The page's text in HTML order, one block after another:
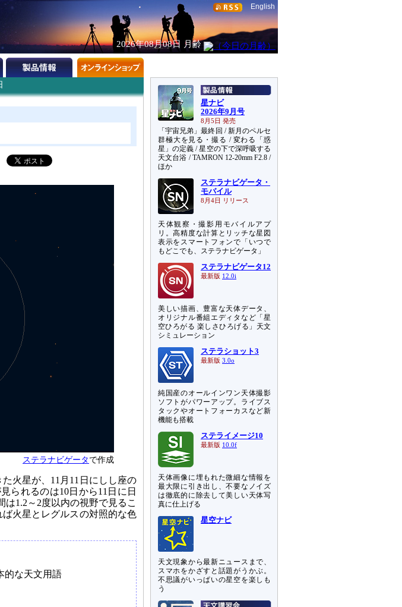
English
2026年08月08日 月齢
ステラナビゲータで作成
火星が、11月11日にしし座の
られるのは10日から11日に日
1.2～2度以内の視野で見るこ
火星とレグルスの対照的な色
的な天文用語
星ナビ
2026年9月号
8月5日 発売
「宇宙兄弟」最終回 / 新月のペルセ
群極大を見る・撮る / 変わる「惑
星」の定義 / 星空の下で深呼吸する
天文台浴 / TAMRON 12-20mm F2.8 /
ほか
ステラナビゲータ・
モバイル
8月4日 リリース
天体観察・撮影用モバイルアプ
リ。高精度な計算とリッチな星図
表示をスマートフォンで「いつで
もどこでも、ステラナビゲータ」
ステラナビゲータ12
最新版 12.0i
美しい描画、豊富な天体データ、
オリジナル番組エディタなど「星
空ひろがる 楽しさひろげる」天文
シミュレーション
ステラショット3
最新版 3.0o
純国産のオールインワン天体撮影
ソフトがパワーアップ。ライブス
タックやオートフォーカスなど新
機能も搭載
ステライメージ10
最新版 10.0f
天体画像に埋もれた微細な情報を
最大限に引き出し、不要なノイズ
は徹底的に除去して美しい天体写
真に仕上げる
星空ナビ
天文現象から最新ニュースまで、
スマホをかざすと話題がうかぶ。
不思議がいっぱいの星空を楽しも
う